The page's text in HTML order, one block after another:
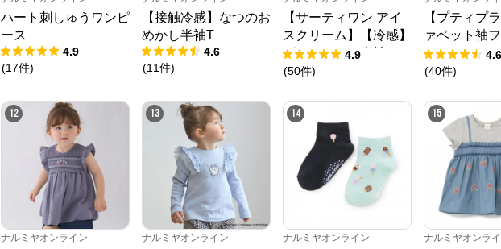
ハート刺しゅうワンピ
ース
4.9
(17件)
【接触冷感】なつのお
めかし半袖T
4.6
(11件)
【サーティワン アイ
スクリーム】【冷感】
グラフィック半袖Tシ
ャツ
4.9
(50件)
【プティプ
ァベット袖
ャツ
4.6
(40件)
12
ナルミヤオンライン
13
ナルミヤオンライン
14
ナルミヤオンライン
15
ナルミヤオンラ